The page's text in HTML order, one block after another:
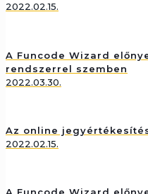
2022.02.15.
A Funcode Wizard
rendszerrel szemben
2022.03.30.
Az online
2022.02.15.